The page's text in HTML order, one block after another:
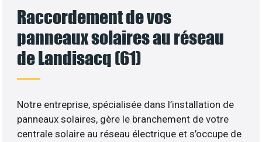
Raccordement de vos
panneaux solaires au réseau
de Landisacq (61)
Notre entreprise, spécialisée dans l’installation de
panneaux solaires, gère le branchement de votre
centrale solaire au réseau électrique et s’occupe de